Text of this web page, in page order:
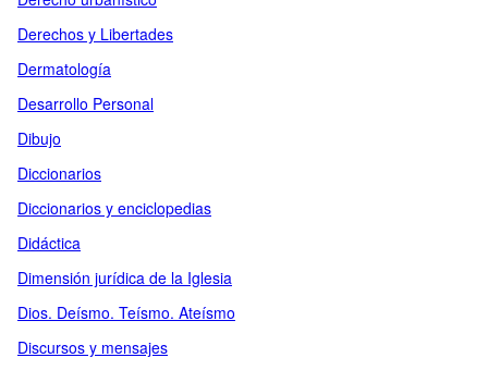
Derechos y Libertades
Dermatología
Desarrollo Personal
Dibujo
Diccionarios
Diccionarios y enciclopedias
Didáctica
Dimensión jurídica de la Iglesia
Dios. Deísmo. Teísmo. Ateísmo
Discursos y mensajes